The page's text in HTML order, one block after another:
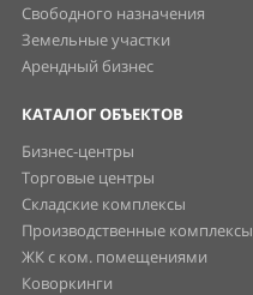
Свободного назначения
Земельные участки
Арендный бизнес
КАТАЛОГ ОБЪЕКТОВ
Бизнес-центры
Торговые центры
Складские комплексы
Производственные комплексы
ЖК с ком. помещениями
Коворкинги